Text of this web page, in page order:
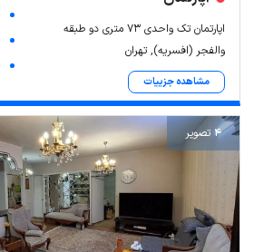
اپارتمان تک واحدی ۷۳ متری دو طبقه
والفجر (افسریه), تهران
مشاهده جزییات
4 تصویر